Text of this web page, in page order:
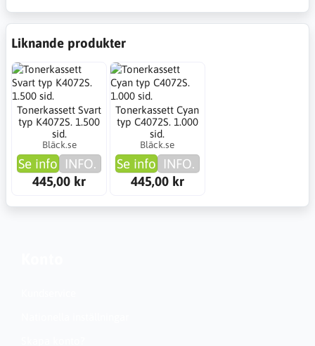
Liknande produkter
Tonerkassett Svart
typ K4072S. 1.500
sid.
Bläck.se
Se info INFO.
445,00 kr
Tonerkassett Cyan
typ C4072S. 1.000
sid.
Bläck.se
Se info INFO.
445,00 kr